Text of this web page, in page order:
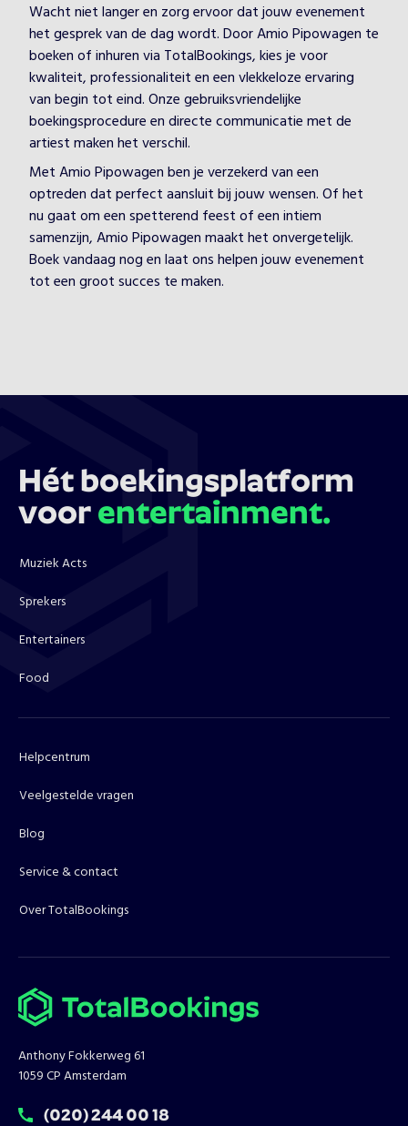
Wacht niet langer en zorg ervoor dat jouw evenement
het gesprek van de dag wordt. Door Amio Pipowagen te
boeken of inhuren via TotalBookings, kies je voor
kwaliteit, professionaliteit en een vlekkeloze ervaring
van begin tot eind. Onze gebruiksvriendelijke
boekingsprocedure en directe communicatie met de
artiest maken het verschil.
Met Amio Pipowagen ben je verzekerd van een
optreden dat perfect aansluit bij jouw wensen. Of het
nu gaat om een spetterend feest of een intiem
samenzijn, Amio Pipowagen maakt het onvergetelijk.
Boek vandaag nog en laat ons helpen jouw evenement
tot een groot succes te maken.
Hét boekingsplatform
voor entertainment.
Muziek Acts
Sprekers
Entertainers
Food
Helpcentrum
Veelgestelde vragen
Blog
Service & contact
Over TotalBookings
Anthony Fokkerweg 61
1059 CP Amsterdam
T:
(020) 244 00 18